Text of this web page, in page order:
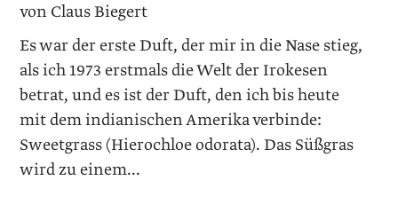
von Claus Biegert
Es war der erste Duft, der mir in die Nase stieg,
als ich 1973 erstmals die Welt der Irokesen
betrat, und es ist der Duft, den ich bis heute
mit dem indianischen Amerika verbinde:
Sweetgrass (Hierochloe odorata). Das Süßgras
wird zu einem...